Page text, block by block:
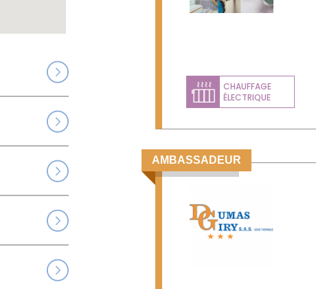
CHAUFFAGE
ÉLECTRIQUE
AMBASSADEUR